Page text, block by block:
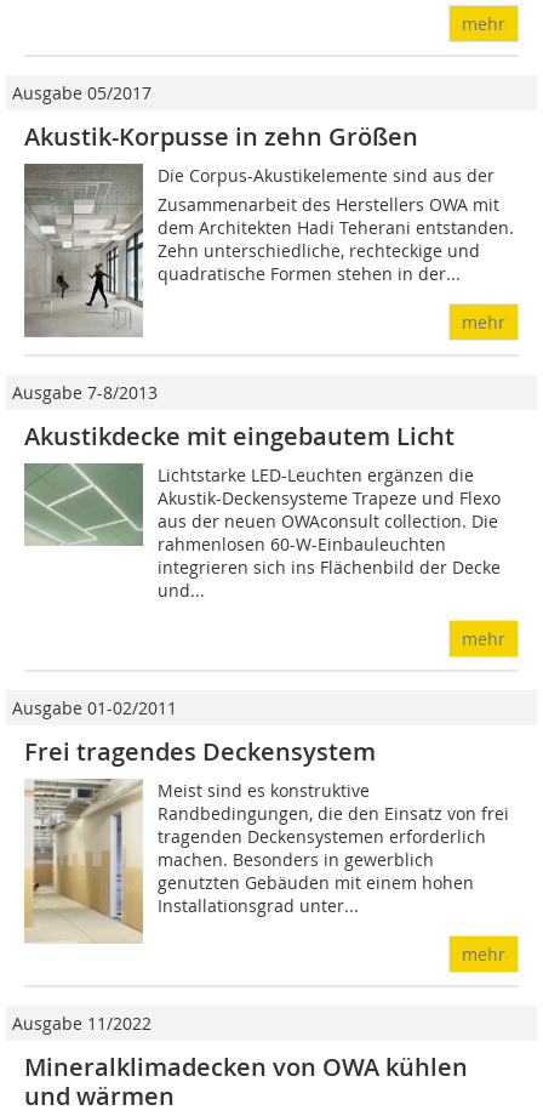
mehr
Ausgabe 05/2017
Akustik-Korpusse in zehn Größen
Die Corpus-Akustikelemente sind aus der
Zusammenarbeit des Herstellers OWA mit
dem Architekten Hadi Teherani entstanden.
Zehn unterschiedliche, rechteckige und
quadratische Formen stehen in der...
mehr
Ausgabe 7-8/2013
Akustikdecke mit eingebautem Licht
Lichtstarke LED-Leuchten ergänzen die
Akustik-Deckensysteme Trapeze und Flexo
aus der neuen OWAconsult collection. Die
rahmenlosen 60-W-Einbauleuchten
integrieren sich ins Flächenbild der Decke
und...
mehr
Ausgabe 01-02/2011
Frei tragendes Deckensystem
Meist sind es konstruktive
Randbedingungen, die den Einsatz von frei
tragenden Deckensystemen erforderlich
machen. Besonders in gewerblich
genutzten Gebäuden mit einem hohen
Installationsgrad unter...
mehr
Ausgabe 11/2022
Mineralklimadecken von OWA kühlen
und wärmen